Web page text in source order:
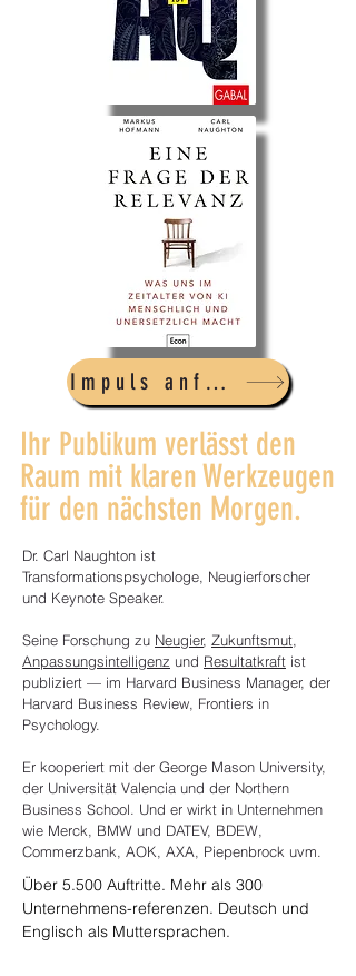
Impuls anfragen
Ihr Publikum verlässt den
Raum mit klaren Werkzeugen
für den nächsten Morgen.
Dr. Carl Naughton ist
Transformationspsychologe, Neugierforscher
und Keynote Speaker.
Seine Forschung zu Neugier, Zukunftsmut
Anpassungsintelligenz und Resultatkraft ist
publiziert — im Harvard Business Manager, der
Harvard Business Review, Frontiers in
Psychology.
Er kooperiert mit der George Mason University,
der Universität Valencia und der Northern
Business School. Und er wirkt in Unternehmen
wie Merck, BMW und DATEV, BDEW,
Commerzbank, AOK, AXA, Piepenbrock uvm.
Über 5.500 Auftritte. Mehr als 300
Unternehmens-referenzen. Deutsch und
Englisch als Muttersprachen.